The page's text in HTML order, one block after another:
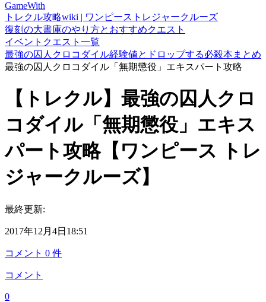
GameWith
トレクル攻略wiki | ワンピーストレジャークルーズ
復刻の大書庫のやり方とおすすめクエスト
イベントクエスト一覧
最強の囚人クロコダイル経験値とドロップする必殺本まとめ
最強の囚人クロコダイル「無期懲役」エキスパート攻略
【トレクル】最強の囚人クロ
コダイル「無期懲役」エキス
パート攻略【ワンピース トレ
ジャークルーズ】
最終更新:
2017年12月4日18:51
コメント 0 件
コメント
0